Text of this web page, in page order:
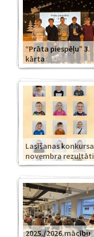
“Prāta piespēļu” 3.
kārta
Lasīšanas konkursa
novembra rezultāti
2025./2026.mācību